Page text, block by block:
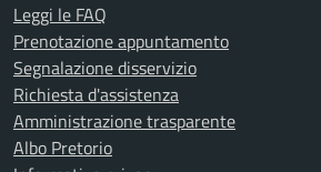
Leggi le FAQ
Prenotazione appuntamento
Segnalazione disservizio
Richiesta d'assistenza
Amministrazione trasparente
Albo Pretorio